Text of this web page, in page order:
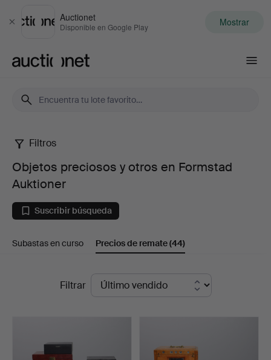
Cerrar
Auctionet
Disponible en Google Play Mostrar
Objetos
preciosos
otros
Formstad
Filtros
Objetos preciosos y otros en Formstad
Auktioner
Suscribir búsqueda
Subastas en curso Precios de remate(44)
Filtrar